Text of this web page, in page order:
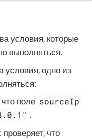
условия, которые
выполняться.
условия, одно из
что поле sourceIp
.
: проверяет, что